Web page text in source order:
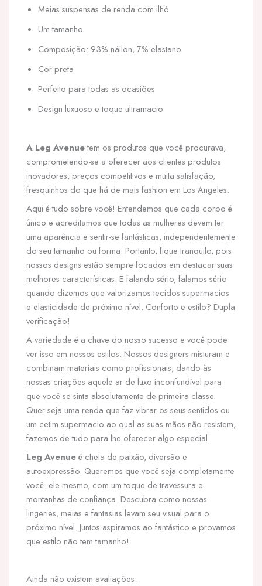
Meias suspensas de renda com ilhó
Um tamanho
Composição: 93% náilon, 7% elastano
Cor preta
Perfeito para todas as ocasiões
Design luxuoso e toque ultramacio
A Leg Avenuetem os produtos que você procurava,
comprometendo-se a oferecer aos clientes produtos
inovadores, preços competitivos e muita satisfação,
fresquinhos do que há de mais fashion em Los Angeles.
Aqui é tudo sobre você! Entendemos que cada corpo é
único e acreditamos que todas as mulheres devem ter
uma aparência e sentir-se fantásticas, independentemente
do seu tamanho ou forma. Portanto, fique tranquilo, pois
nossos designs estão sempre focados em destacar suas
melhores características. E falando sério, falamos sério
quando dizemos que valorizamos tecidos supermacios
e elasticidade de próximo nível. Conforto e estilo? Dupla
verificação!
A variedade é a chave do nosso sucesso e você pode
ver isso em nossos estilos. Nossos designers misturam e
combinam materiais como profissionais, dando às
nossas criações aquele ar de luxo inconfundível para
que você se sinta absolutamente de primeira classe.
Quer seja uma renda que faz vibrar os seus sentidos ou
um cetim supermacio ao qual as suas mãos não resistem,
fazemos de tudo para lhe oferecer algo especial.
Leg Avenueé cheia de paixão, diversão e
autoexpressão. Queremos que você seja completamente
você. ele mesmo, com um toque de travessura e
montanhas de confiança. Descubra como nossas
lingeries, meias e fantasias levam seu visual para o
próximo nível. Juntos aspiramos ao fantástico e provamos
que estilo não tem tamanho!
Ainda não existem avaliações.